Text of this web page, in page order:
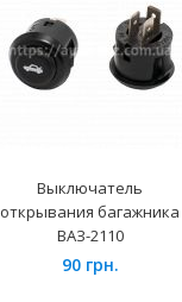
Выключатель
открывания багажника
ВАЗ-2110
90 грн.